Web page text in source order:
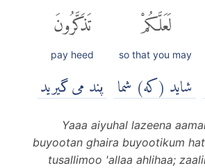
لَعَلَّكُمْ
so that you may
شايد (كه) شما
تَذَكَّرُونَ
pay heed
پند می گیرید
Yaaa aiyuhal lazeena
buyootan ghaira buyootikum
tusallimoo 'allaa ahlihaa;